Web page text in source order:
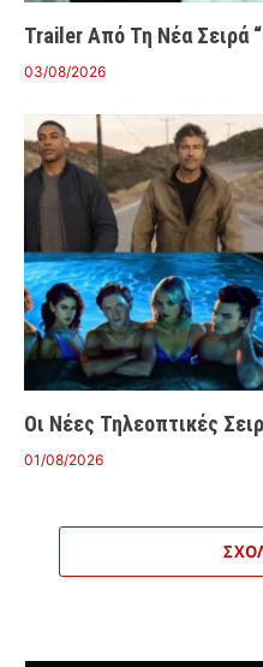
Trailer Από Τη Νέα Σειρά
03/08/2026
Οι Νέες Τηλεοπτικές
01/08/2026